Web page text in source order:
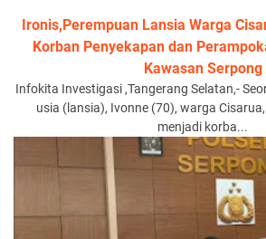
Ironis,Perempuan Lansia Warga
Korban Penyekapan dan
Kawasan Serpong
Infokita Investigasi ,Tangerang Selatan,-
usia (lansia), Ivonne (70), warga
menjadi korba...